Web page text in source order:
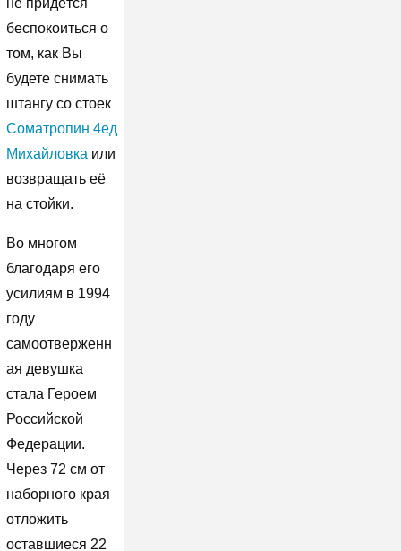
беспокоиться о
том, как Вы
будете снимать
штангу со стоек
Cоматропин 4ед
Михайловка или
возвращать её
на стойки.
Во многом
благодаря его
усилиям в 1994
году
самоотверженн
ая девушка
стала Героем
Российской
Федерации.
Через 72 см от
наборного края
отложить
оставшиеся 22